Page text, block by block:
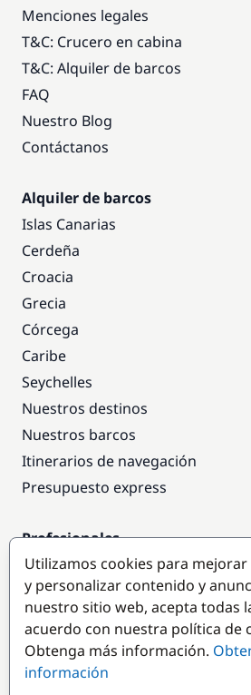
Menciones legales
T&C: Crucero en cabina
T&C: Alquiler de barcos
FAQ
Nuestro Blog
Contáctanos
Alquiler de barcos
Islas Canarias
Cerdeña
Croacia
Grecia
Córcega
Caribe
Seychelles
Nuestros destinos
Nuestros barcos
Itinerarios de navegación
Presupuesto express
Profesionales
Acceso empresas
Colaborar como empresa
Destinos populares
Utilizamos cookies para mejorar
y personalizar contenido y
nuestro sitio web, acepta todas
acuerdo con nuestra política de
Obtenga más información.
información